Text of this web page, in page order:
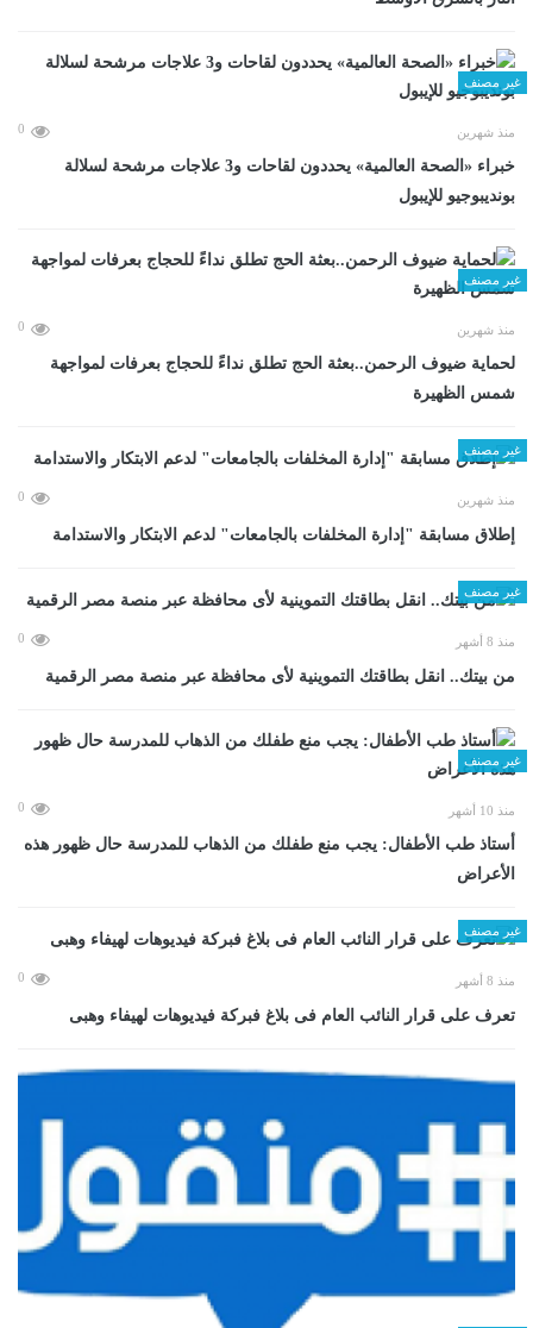
غير مصنف
منذ شهرين 0
خبراء «الصحة العالمية» يحددون لقاحات و3 علاجات مرشحة لسلالة
بونديبوجيو للإيبول
غير مصنف
منذ شهرين 0
لحماية ضيوف الرحمن..بعثة الحج تطلق نداءً للحجاج بعرفات لمواجهة
شمس الظهيرة
غير مصنف
منذ شهرين 0
إطلاق مسابقة "إدارة المخلفات بالجامعات" لدعم الابتكار والاستدامة
غير مصنف
منذ 8 أشهر 0
من بيتك.. انقل بطاقتك التموينية لأى محافظة عبر منصة مصر الرقمية
غير مصنف
منذ 10 أشهر 0
أستاذ طب الأطفال: يجب منع طفلك من الذهاب للمدرسة حال ظهور هذه
الأعراض
غير مصنف
منذ 8 أشهر 0
تعرف على قرار النائب العام فى بلاغ فبركة فيديوهات لهيفاء وهبى